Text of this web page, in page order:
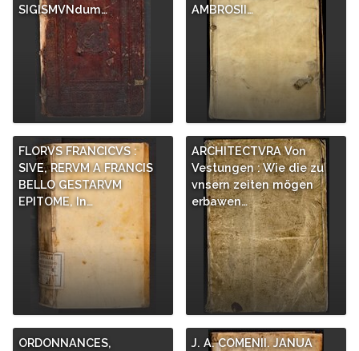
SIGISMVNdum…
AMBROSII…
FLORVS FRANCICVS :
SIVE, RERVM A FRANCIS
BELLO GESTARVM
EPITOME, In…
ARCHITECTVRA Von
Vestungen : Wie die zu
vnsern zeiten mögen
erbawen…
ORDONNANCES,
J. A. COMENII. JANUA